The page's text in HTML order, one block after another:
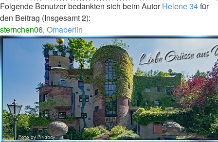
Folgende Benutzer bedankten sich beim AutorHelene 34für
den Beitrag (Insgesamt 2):
sternchen06, Omaberlin